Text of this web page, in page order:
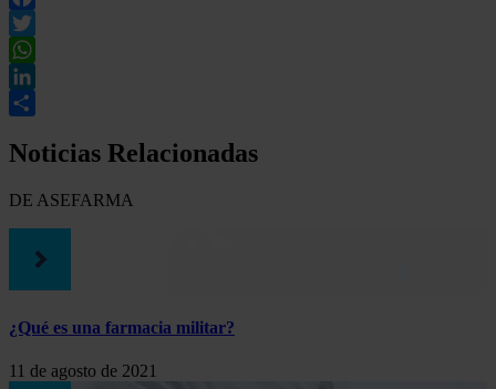
Facebook
Twitter
WhatsApp
LinkedIn
Noticias Relacionadas
DE ASEFARMA
¿Qué es una farmacia militar?
11 de agosto de 2021